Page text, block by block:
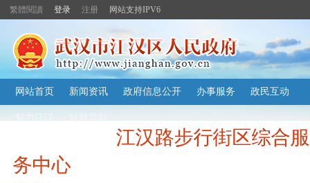
繁體閱讀 登录 注册 网站支持IPV6
网站首页 新闻资讯 政府信息公开 办事服务 政民互动
江汉路步行街区综合服
务中心